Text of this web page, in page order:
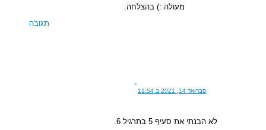
מעולה :) בהצלחה.
תגובה
פברואר 14, 2021 ב 11:54
לא הבנתי את סעיף 5 בתרגיל 6.